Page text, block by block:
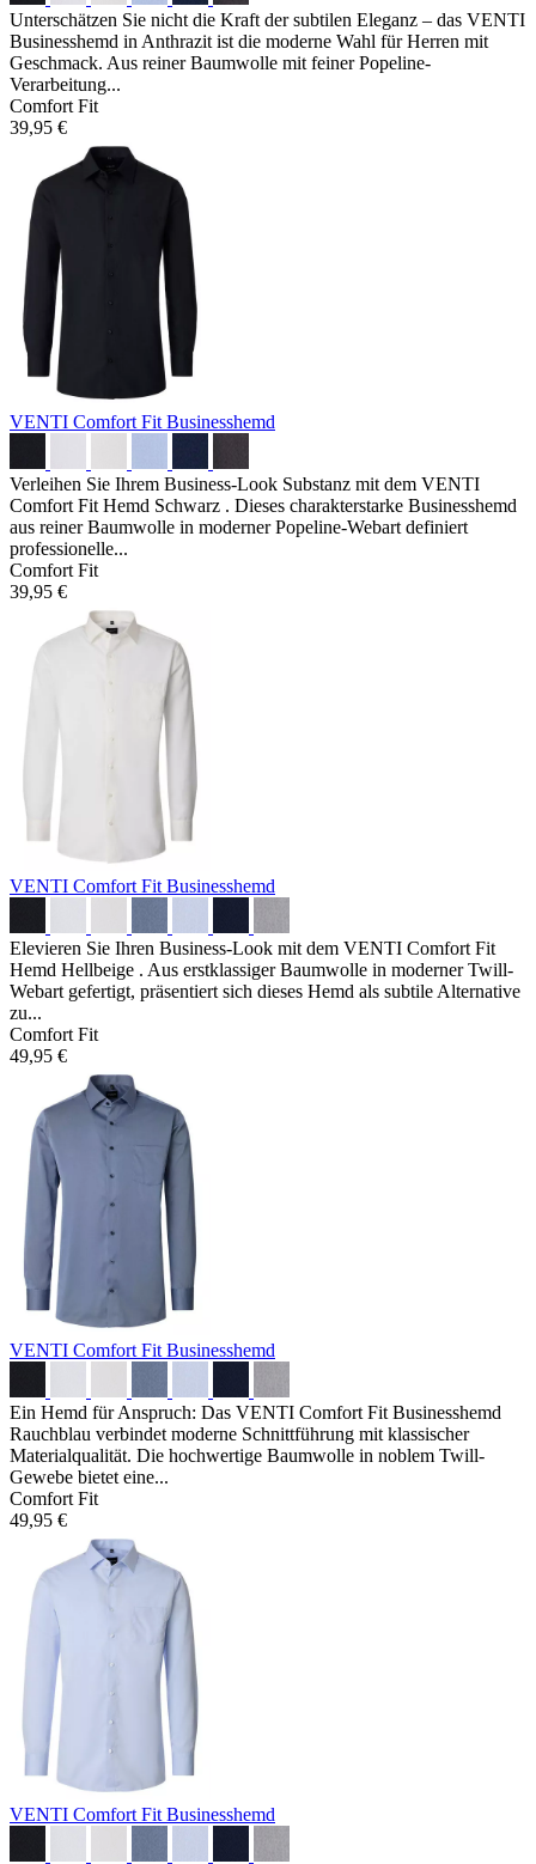
Unterschätzen Sie nicht die Kraft der subtilen Eleganz – das VENTI
Businesshemd in Anthrazit ist die moderne Wahl für Herren mit
Geschmack. Aus reiner Baumwolle mit feiner Popeline-
Verarbeitung...
Comfort Fit
39,95 €
VENTI Comfort Fit Businesshemd
Verleihen Sie Ihrem Business-Look Substanz mit dem VENTI
Comfort Fit Hemd Schwarz . Dieses charakterstarke Businesshemd
aus reiner Baumwolle in moderner Popeline-Webart definiert
professionelle...
Comfort Fit
39,95 €
VENTI Comfort Fit Businesshemd
Elevieren Sie Ihren Business-Look mit dem VENTI Comfort Fit
Hemd Hellbeige . Aus erstklassiger Baumwolle in moderner Twill-
Webart gefertigt, präsentiert sich dieses Hemd als subtile Alternative
zu...
Comfort Fit
49,95 €
VENTI Comfort Fit Businesshemd
Ein Hemd für Anspruch: Das VENTI Comfort Fit Businesshemd
Rauchblau verbindet moderne Schnittführung mit klassischer
Materialqualität. Die hochwertige Baumwolle in noblem Twill-
Gewebe bietet eine...
Comfort Fit
49,95 €
VENTI Comfort Fit Businesshemd